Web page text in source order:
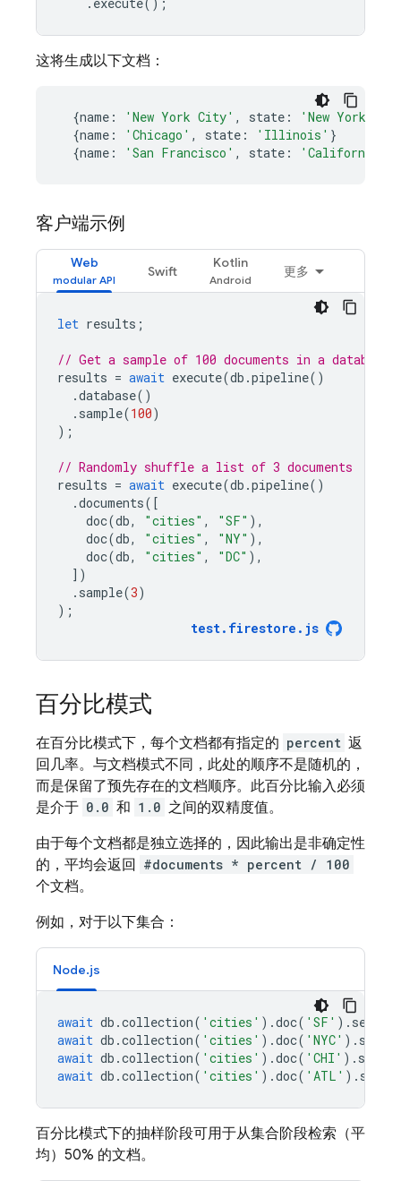
这将生成以下文档：
{name : 'New York City' , state : 'New York'
{name : 'Chicago' , state : 'Illinois' }
{name : 'San Francisco' , state : 'California'
客户端示例
Web
Swift
Kotlin
更多
let results ;
// Get a sample of 100 documents in a database
results = await execute(db .pipeline()
.database()
. sample(100)
);
// Randomly shuffle a list of 3 documents
results = await execute(db .pipeline()
.documents([
doc(db, "cities" , "SF" ),
doc(db, "cities" , "NY" ),
doc(db, "cities" , "DC" ),
])
. sample(3)
);
test. firestore . js
百分比模式
在百分比模式下，每个文档都有指定的 percent 返
回几率。与文档模式不同，此处的顺序不是随机的，
而是保留了预先存在的文档顺序。此百分比输入必须
是介于 0.0 和 1.0 之间的双精度值。
由于每个文档都是独立选择的，因此输出是非确定性
的，平均会返回
#documents * percent / 100
个文档。
例如，对于以下集合：
Node.js
await db .collection( 'cities' ).doc( 'SF' ). set
await db .collection( 'cities' ).doc( 'NYC' ). set
await db .collection( 'cities' ).doc( 'CHI' ). set
await db .collection( 'cities' ).doc( 'ATL' ). set
百分比模式下的抽样阶段可用于从集合阶段检索（平
均）50% 的文档。